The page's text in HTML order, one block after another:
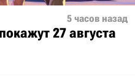
5 часов назад
27 августа